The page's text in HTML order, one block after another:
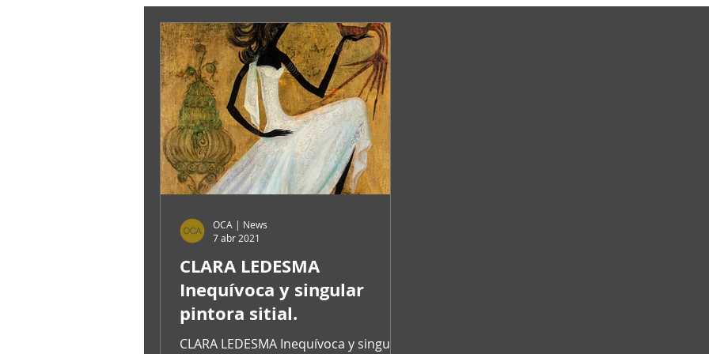
CLARA LEDESMA
Inequívoca y singular
pintora sitial.
CLARA LEDESMA Inequívoca y singular
OCA | News
7 abr 2021